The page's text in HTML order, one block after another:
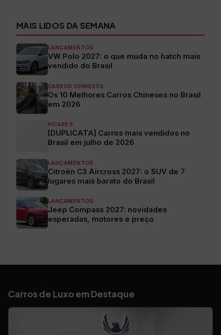
MAIS LIDOS DA SEMANA
LANÇAMENTOS
VW Polo 2027: o que muda no hatch mais
vendido do Brasil
CARROS CHINESES
Os 10 Melhores Carros Chineses no Brasil
em 2026
PICAPES
[DUPLICATA] Carros mais vendidos no
Brasil em julho de 2026
LANÇAMENTOS
Citroën C3 Aircross 2027: o SUV de 7
lugares mais barato do Brasil
LANÇAMENTOS
Jeep Compass 2027: novidades
esperadas, motores e preço
Carros de Luxo em Destaque